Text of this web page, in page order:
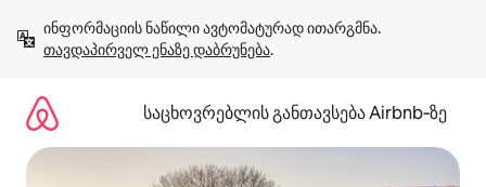
გადასვლა
თავდაპირველ ენაზე დაბრუნება.
საცხოვრებლის განთავსება Airbnb‑ზე